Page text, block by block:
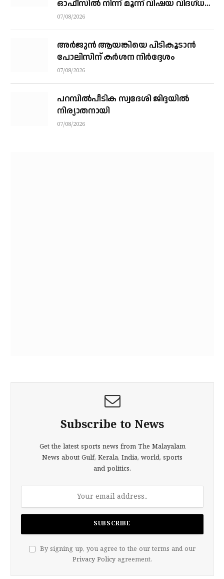
ഓഫീസില്‍ നിന്ന് മൂന്ന് വിഷയ വിദഗ്ധര്‍
വിവിധ മാര്‍ഗങ്ങളിലൂടെ ചോദ്യങ്ങള്‍
07/08/2026
അര്‍ജുന്‍ ആയങ്കിയെ പിടികൂടാന്‍
പോലിസിന് കര്‍ശന നിര്‍ദ്ദേശം
07/08/2026
പറമ്പിൽപീടിക സ്വദേശി ജിദ്ദയിൽ
നിര്യാതനായി
07/08/2026
Subscribe to News
Get the latest sports news from The Malayalam
News about Gulf, Kerala, India, world, sports
and politics.
By signing up, you agree to the our terms and our
Privacy Policy agreement.